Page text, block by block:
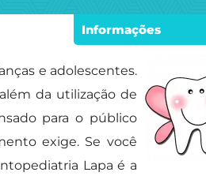
e adolescentes.
da utilização de
para o público
exige. Se você
Lapa é a
Informações